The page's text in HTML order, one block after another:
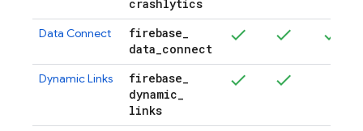
crashlytics
Data Connect firebase_
data_connect
Dynamic Links firebase_
dynamic_
links